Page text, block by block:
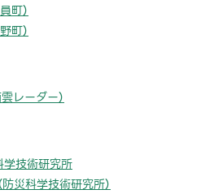
町）
町）
レーダー）
学技術研究所
災科学技術研究所）